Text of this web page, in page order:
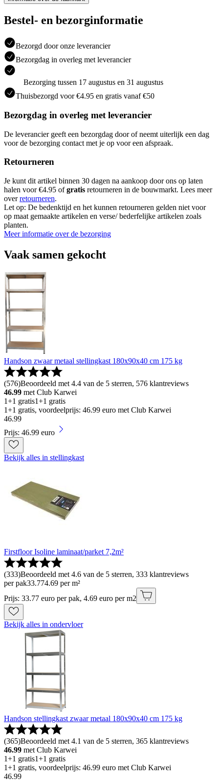
Bestel- en bezorginformatie
Bezorgd door onze leverancier
Bezorgdag in overleg met leverancier
Bezorging tussen 17 augustus en 31 augustus
Thuisbezorgd voor €4.95 en gratis vanaf €50
Bezorgdag in overleg met leverancier
De leverancier geeft een bezorgdag door of neemt uiterlijk een dag
voor de bezorging contact met je op voor een afspraak.
Retourneren
Je kunt dit artikel binnen 30 dagen na aankoop door ons op laten
halen voor €4.95 ofgratis retourneren in de bouwmarkt. Lees meer
overretourneren.
Let op: De bedenktijd en het kunnen retourneren gelden niet voor
op maat gemaakte artikelen en verse/ bederfelijke artikelen zoals
planten.
Meer informatie over de bezorging
Vaak samen gekocht
Handson zwaar metaal stellingkast 180x90x40 cm 175 kg
(576)Beoordeeld met 4.4 van de 5 sterren, 576 klantreviews
46.99 met Club Karwei
1+1 gratis1+1 gratis
1+1 gratis, voordeelprijs: 46.99 euro met Club Karwei
46.99
Prijs: 46.99 euro
Bekijk alles in stellingkast
Firstfloor Isoline laminaat/parket 7,2m²
(333)Beoordeeld met 4.6 van de 5 sterren, 333 klantreviews
per pak33.774.69 per m²
Prijs: 33.77 euro per pak, 4.69 euro per m2
Bekijk alles in ondervloer
Handson stellingkast zwaar metaal 180x90x40 cm 175 kg
(365)Beoordeeld met 4.1 van de 5 sterren, 365 klantreviews
46.99 met Club Karwei
1+1 gratis1+1 gratis
1+1 gratis, voordeelprijs: 46.99 euro met Club Karwei
46.99